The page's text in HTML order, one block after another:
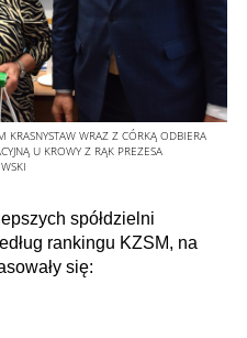
KRASNYSTAW WRAZ Z CÓRKĄ ODBIERA
U KROWY Z RĄK PREZESA
spółdzielni
rankingu KZSM, na
się: